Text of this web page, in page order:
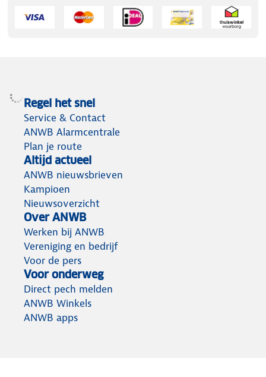
Regel het snel
Service & Contact
ANWB Alarmcentrale
Plan je route
Altijd actueel
ANWB nieuwsbrieven
Kampioen
Nieuwsoverzicht
Over ANWB
Werken bij ANWB
Vereniging en bedrijf
Voor de pers
Voor onderweg
Direct pech melden
ANWB Winkels
ANWB apps